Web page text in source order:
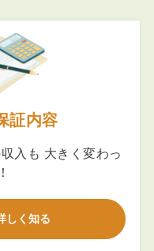
証内容
入も 大きく変わっ
しく知る